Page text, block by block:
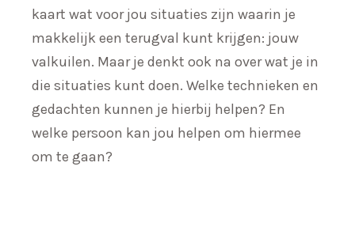
kaart wat voor jou situaties zijn waarin je
makkelijk een terugval kunt krijgen: jouw
valkuilen. Maar je denkt ook na over wat je in
die situaties kunt doen. Welke technieken en
gedachten kunnen je hierbij helpen? En
welke persoon kan jou helpen om hiermee
om te gaan?